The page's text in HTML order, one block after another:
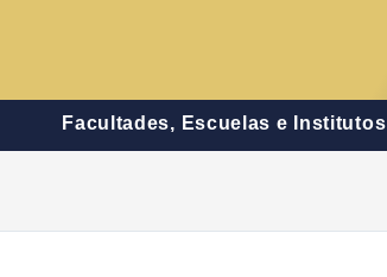
Facultades, Escuelas e Institutos